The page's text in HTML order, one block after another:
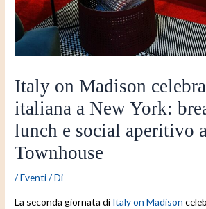
Italy on Madison
italiana a New York:
lunch e social aperitivo
Townhouse
/Eventi/ Di
La seconda giornata di Italy on Madison